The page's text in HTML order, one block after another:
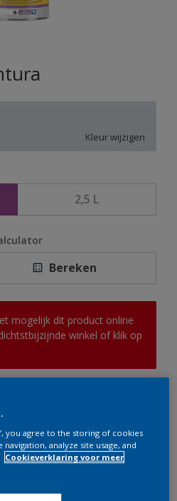
Kleur wijzigen
2,5 L
Bereken
mogelijk dit product online
winkel of klik op
verkooppunt
you agree to the storing of cookies
analyze site usage, and
Cookieverklaring voor meer